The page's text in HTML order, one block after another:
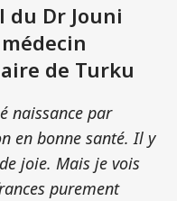
Dr Jouni
de Turku
naissance par
en bonne santé. Il y
joie. Mais je vois
purement